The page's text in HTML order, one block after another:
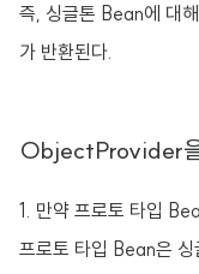
즉, 싱글톤 Bean에 대
가 반환된다.
ObjectProvider을
1. 만약 프로토 타입
프로토 타입 Bean은